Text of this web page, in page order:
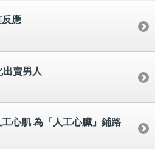
應
賣男人
心肌 為「人工心臟」鋪路